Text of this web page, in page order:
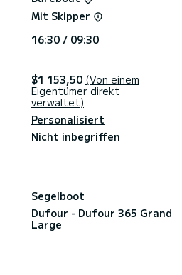
Mit Skipper
16:30 / 09:30
$1 153,50 (Von einem
Eigentümer direkt
verwaltet)
Personalisiert
Nicht inbegriffen
Segelboot
Dufour - Dufour 365 Grand
Large